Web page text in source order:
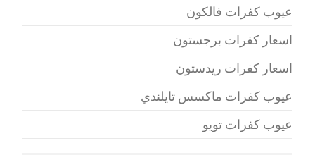
عيوب كفرات فالكون
اسعار كفرات برجستون
اسعار كفرات ريدستون
عيوب كفرات ماكسس تايلندي
عيوب كفرات تويو